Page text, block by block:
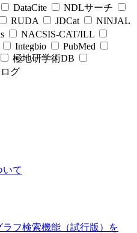
DataCite
NDLサーチ
RUDA JDCat
NINJAL
NACSIS-CAT/ILL
Integbio
PubMed
極地研学術DB
グ
いて
ラフ検索機能（試行版）を